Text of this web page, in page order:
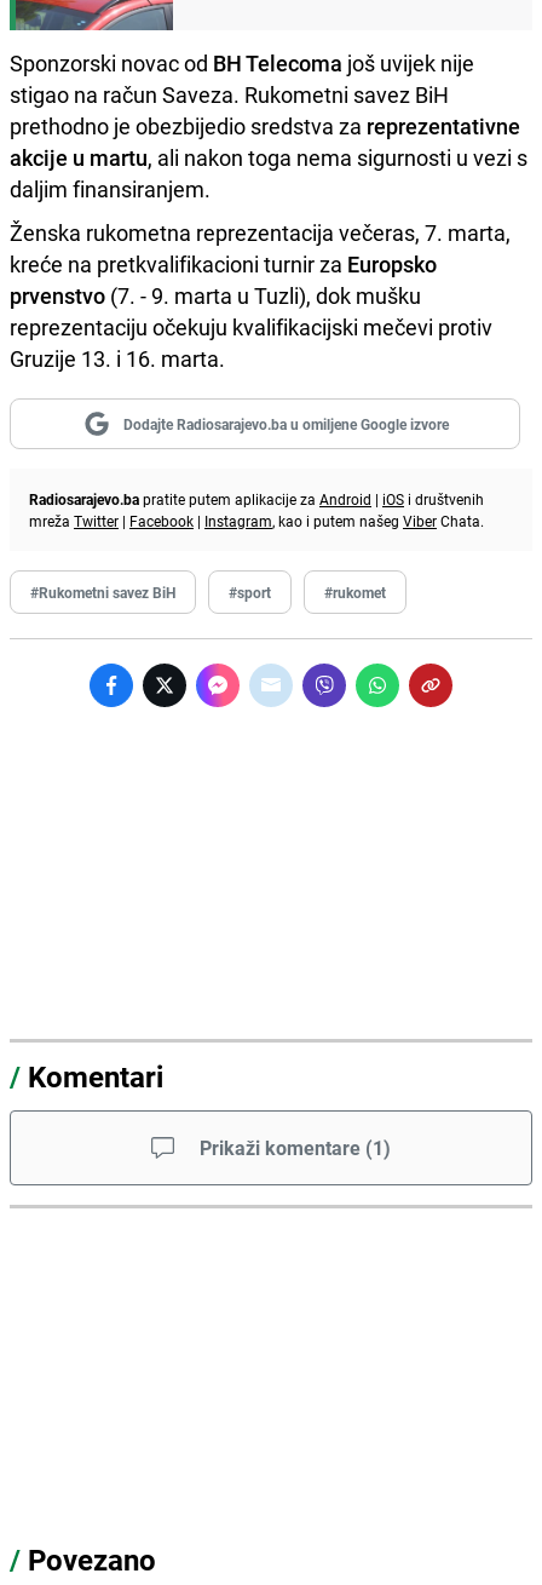
Sponzorski novac od BH Telecoma još uvijek nije
stigao na račun Saveza. Rukometni savez BiH
prethodno je obezbijedio sredstva za reprezentativne
akcije u martu, ali nakon toga nema sigurnosti u vezi s
daljim finansiranjem.
Ženska rukometna reprezentacija večeras, 7. marta,
kreće na pretkvalifikacioni turnir za Europsko
prvenstvo (7. - 9. marta u Tuzli), dok mušku
reprezentaciju očekuju kvalifikacijski mečevi protiv
Gruzije 13. i 16. marta.
Dodajte Radiosarajevo.ba u omiljene Google izvore
Radiosarajevo.bapratite putem aplikacije za Android | iOS i društvenih
mreža Twitter | Facebook | Instagram, kao i putem našeg ViberChata.
#Rukometni savez BiH #sport #rukomet
/ Komentari
Prikaži komentare (1)
/ Povezano